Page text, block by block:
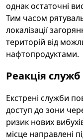
однак остаточні
Тим часом
локалізації
територій від
нафтопродуктами.
Реакція
Екстрені служби
доступ до зони
ризик нових
місце направлені